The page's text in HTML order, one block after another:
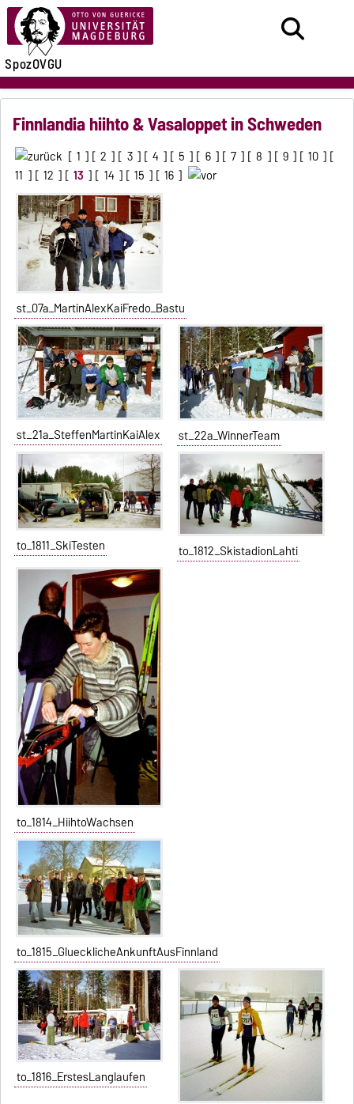
SpozOVGU
Finnlandia hiihto & Vasaloppet in Schweden
[ 1 ] [ 2 ] [ 3 ] [ 4 ] [ 5 ] [ 6 ] [ 7 ] [ 8 ] [ 9 ] [ 10 ] [
11 ] [ 12 ] [ 13 ] [ 14 ] [ 15 ] [ 16 ]
st_07a_MartinAlexKaiFredo_Bastu
st_21a_SteffenMartinKaiAlex st_22a_WinnerTeam
to_1811_SkiTesten to_1812_SkistadionLahti
to_1814_HiihtoWachsen
to_1815_GluecklicheAnkunftAusFinnland
to_1816_ErstesLanglaufen